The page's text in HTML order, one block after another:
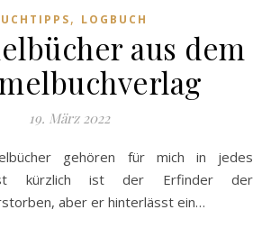
, LOGBUCH
aus dem
19. März 2022
kürzlich ist der Erfinder der
aber er hinterlässt ein…